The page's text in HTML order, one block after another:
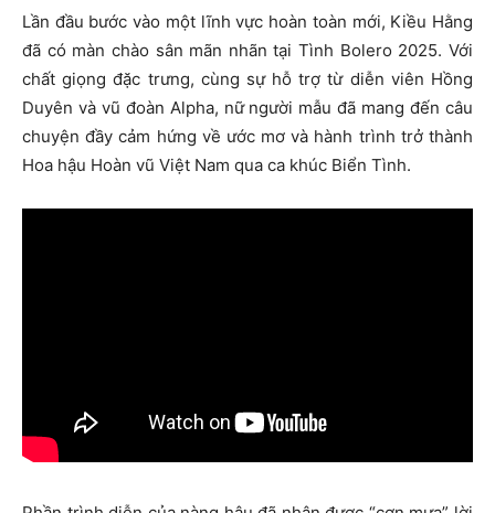
Lần đầu bước vào một lĩnh vực hoàn toàn mới, Kiều Hằng
đã có màn chào sân mãn nhãn tại Tình Bolero 2025. Với
chất giọng đặc trưng, cùng sự hỗ trợ từ diễn viên Hồng
Duyên và vũ đoàn Alpha, nữ người mẫu đã mang đến câu
chuyện đầy cảm hứng về ước mơ và hành trình trở thành
Hoa hậu Hoàn vũ Việt Nam qua ca khúc Biển Tình.